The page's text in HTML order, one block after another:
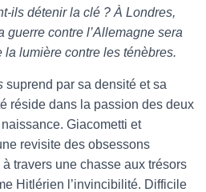
ils détenir la clé ? À Londres,
guerre contre l’Allemagne sera
lumière contre les ténèbres.
suprend par sa densité et sa
réside dans la passion des deux
Giacometti et
revisite des obsessons
travers une chasse aux trésors
Hitlérien l’invincibilité. Difficile